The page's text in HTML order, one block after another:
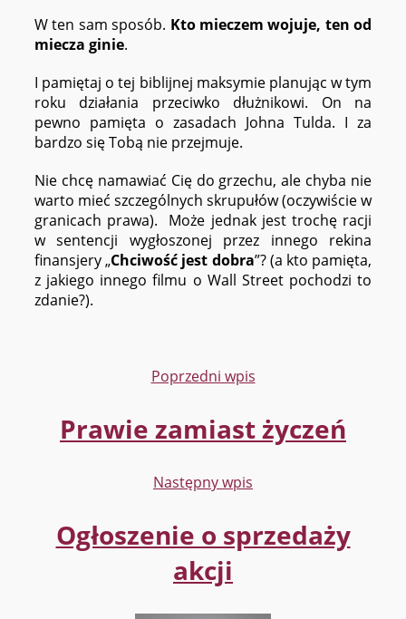
W ten sam sposób. Kto mieczem wojuje, ten od
miecza ginie.
I pamiętaj o tej biblijnej maksymie planując w tym
roku działania przeciwko dłużnikowi. On na
pewno pamięta o zasadach Johna Tulda. I za
bardzo się Tobą nie przejmuje.
Nie chcę namawiać Cię do grzechu, ale chyba nie
warto mieć szczególnych skrupułów (oczywiście w
granicach prawa). Może jednak jest trochę racji
w sentencji wygłoszonej przez innego rekina
finansjery „Chciwość jest dobra”? (a kto pamięta,
z jakiego innego filmu o Wall Street pochodzi to
zdanie?).
Poprzedni wpis
Prawie zamiast życzeń
Następny wpis
Ogłoszenie o sprzedaży
akcji